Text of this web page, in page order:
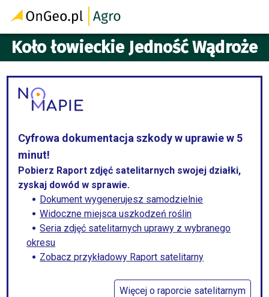
Koło łowieckie Jedność Wądroże
Cyfrowa dokumentacja szkody w uprawie w 5
minut!
Pobierz Raport zdjęć satelitarnych swojej działki,
zyskaj dowód w sprawie.
Dokument wygenerujesz samodzielnie
Widoczne miejsca uszkodzeń roślin
Seria zdjęć satelitarnych uprawy z wybranego
okresu
Zobacz przykładowy Raport satelitarny
Więcej o raporcie satelitarnym